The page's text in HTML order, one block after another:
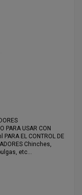
PARA USAR CON
PARA EL CONTROL DE
Chinches,
etc...